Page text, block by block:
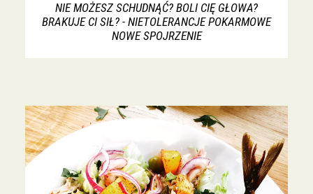
NIE MOŻESZ SCHUDNĄĆ? BOLI CIĘ GŁOWA?
BRAKUJE CI SIŁ? - NIETOLERANCJE POKARMOWE
NOWE SPOJRZENIE